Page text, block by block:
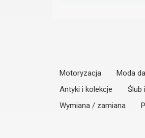
Motoryzacja Moda
Antyki i kolekcje
Ślub
Wymiana / zamiana